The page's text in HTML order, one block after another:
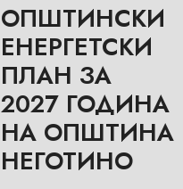
ОПШТИНСКИ
ЕНЕРГЕТСКИ
ПЛАН ЗА
2027 ГОДИНА
НА ОПШТИНА
НЕГОТИНО